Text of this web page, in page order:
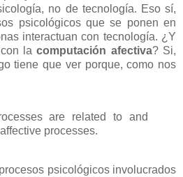
no de tecnología. Eso sí,
psicológicos que se ponen en
interactuan con tecnología. ¿Y
con lacomputación afectiva? Si,
tiene que ver porque, como nos
are related to and
processes.
psicológicos involucrados